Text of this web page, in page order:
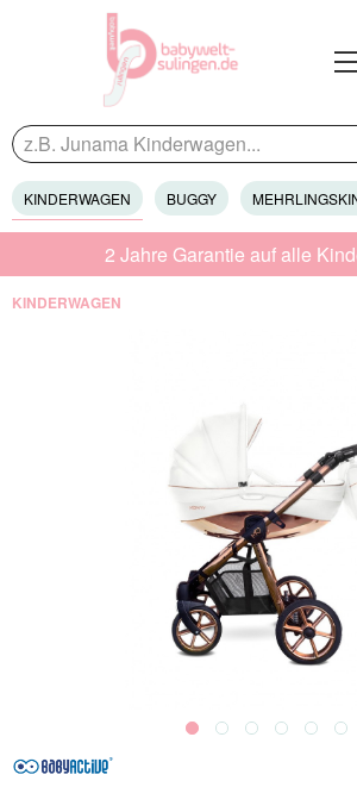
KINDERWAGEN BUGGY
2 Jahre Garantie auf alle
KINDERWAGEN